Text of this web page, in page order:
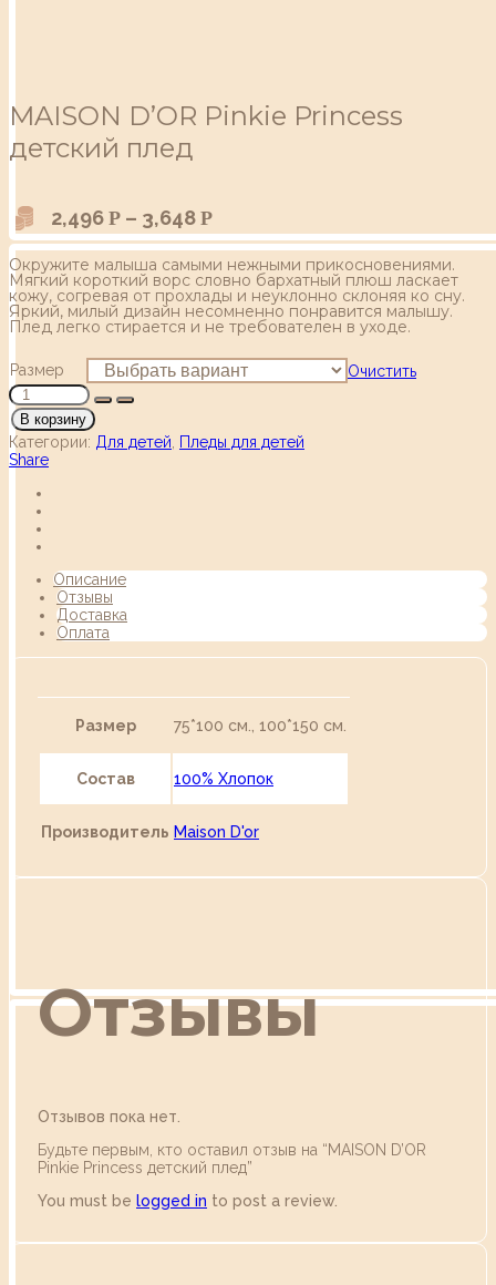
MAISON D’OR Pinkie Princess
детский плед
2,496 Р – 3,648 Р
Окружите малыша самыми нежными прикосновениями.
Мягкий короткий ворс словно бархатный плюш ласкает
кожу, согревая от прохлады и неуклонно склоняя ко сну.
Яркий, милый дизайн несомненно понравится малышу.
Плед легко стирается и не требователен в уходе.
Размер Очистить
В корзину
Категории: Для детей
Пледы для детей
Share
Описание
Отзывы
Доставка
Оплата
Размер 75*100 см., 100*150 см.
Состав 100% Хлопок
Производитель Maison D'or
Отзывы
Отзывов пока нет.
Будьте первым, кто оставил отзыв на “MAISON D’OR
Pinkie Princess детский плед”
You must be logged in to post a review.